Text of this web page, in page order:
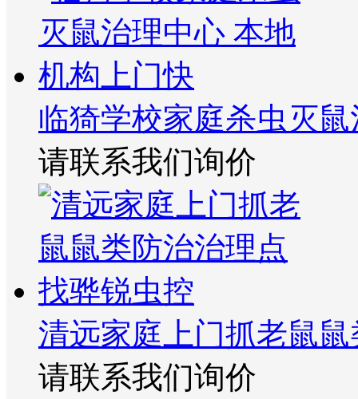
临猗学校家庭杀虫灭
请联系我们询价
清远家庭上门抓老鼠
请联系我们询价